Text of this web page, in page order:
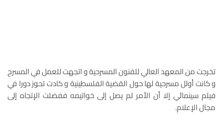
تخرجت من المعهد العالي للفنون المسرحية و اتجهت للعمل في المسرح
و كانت أولل مسرحية لها حول القضية الفلسطينية و كادت تحوز دورا في
فيلم سينمائي إلا أن الأمر لم يصل إلى خواتيمه ففضلت الإتجاه إلى
مجال الإعلام.